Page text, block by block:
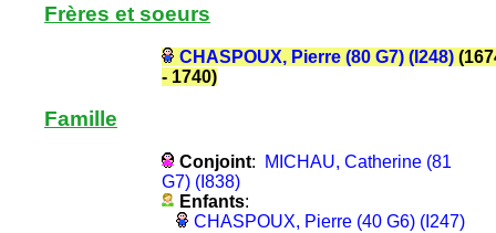
Frères et soeurs
CHASPOUX, Pierre (80 G7) (I248)
- 1740)
Famille
Conjoint:
MICHAU, Catherine (81
G7) (I838)
Enfants:
CHASPOUX, Pierre (40 G6) (I247)